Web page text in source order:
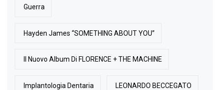
Guerra
Hayden James “SOMETHING ABOUT YOU”
Il Nuovo Album Di FLORENCE + THE MACHINE
Implantologia Dentaria LEONARDO BECCEGATO